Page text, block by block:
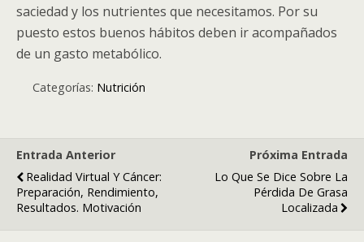
saciedad y los nutrientes que necesitamos. Por su
puesto estos buenos hábitos deben ir acompañados
de un gasto metabólico.
Categorías: Nutrición
Entrada Anterior
Realidad Virtual Y Cáncer:
Preparación, Rendimiento,
Resultados. Motivación
Próxima Entrada
Lo Que Se Dice Sobre La
Pérdida De Grasa
Localizada